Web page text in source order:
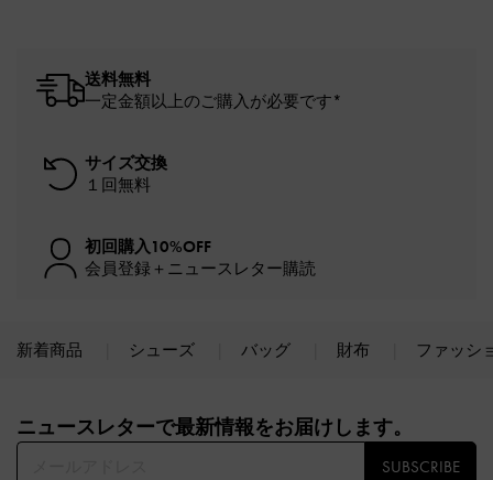
送料無料
一定金額以上のご購入が必要です*
サイズ交換
１回無料
初回購入10%OFF
会員登録＋ニュースレター購読
新着商品 シューズ バッグ 財布 ファッシ
ニュースレターで最新情報をお届けします。​
SUBSCRIBE